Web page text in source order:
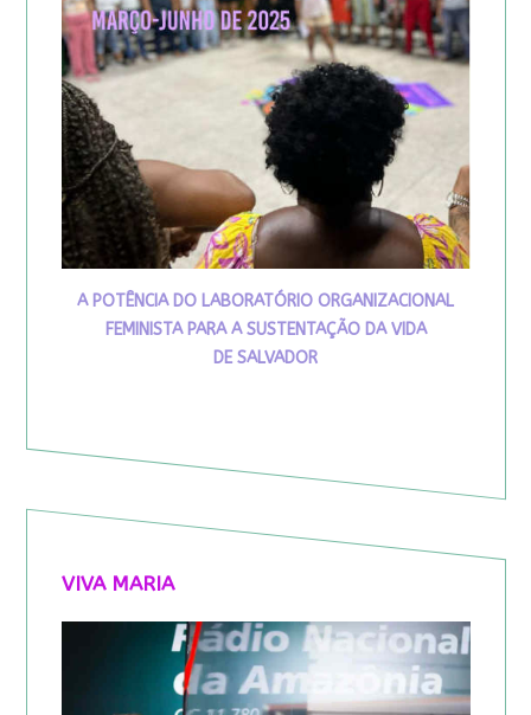
A POTÊNCIA DO LABORATÓRIO ORGANIZACIONAL
FEMINISTA PARA A SUSTENTAÇÃO DA VIDA
DE SALVADOR
VIVA MARIA